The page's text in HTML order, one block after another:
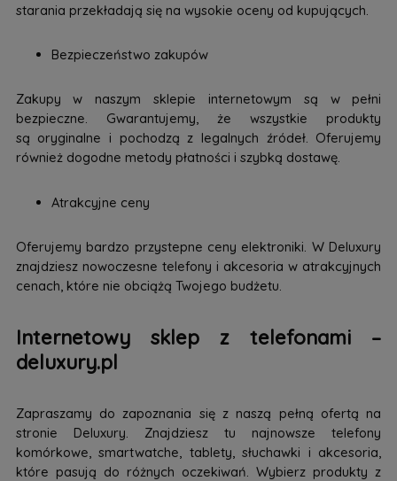
starania przekładają się na wysokie oceny od kupujących.
Bezpieczeństwo zakupów
Zakupy w naszym sklepie internetowym są w pełni
bezpieczne. Gwarantujemy, że wszystkie produkty
są oryginalne i pochodzą z legalnych źródeł. Oferujemy
również dogodne metody płatności i szybką dostawę.
Atrakcyjne ceny
Oferujemy bardzo przystepne ceny elektroniki. W Deluxury
znajdziesz nowoczesne telefony i akcesoria w atrakcyjnych
cenach, które nie obciążą Twojego budżetu.
Internetowy sklep z telefonami –
deluxury.pl
Zapraszamy do zapoznania się z naszą pełną ofertą na
stronie Deluxury. Znajdziesz tu najnowsze telefony
komórkowe, smartwatche, tablety, słuchawki i akcesoria,
które pasują do różnych oczekiwań. Wybierz produkty z